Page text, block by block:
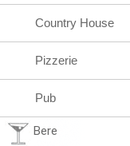
Country House
Pizzerie
Pub
Bere